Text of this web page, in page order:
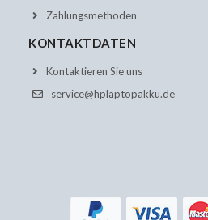
Zahlungsmethoden
KONTAKTDATEN
Kontaktieren Sie uns
service@hplaptopakku.de